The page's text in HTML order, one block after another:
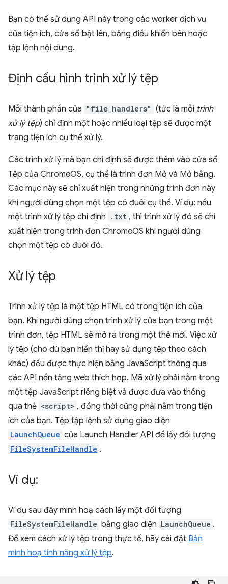
Bạn có thể sử dụng API này trong các worker dịch vụ
của tiện ích, cửa sổ bật lên, bảng điều khiển bên hoặc
tập lệnh nội dung.
Định cấu hình trình xử lý tệp
Mỗi thành phần của "file_handlers" (tức là mỗi trình
xử lý tệp) chỉ định một hoặc nhiều loại tệp sẽ được một
trang tiện ích cụ thể xử lý.
Các trình xử lý mà bạn chỉ định sẽ được thêm vào cửa sổ
Tệp của ChromeOS, cụ thể là trình đơn Mở và Mở bằng.
Các mục này sẽ chỉ xuất hiện trong những trình đơn này
khi người dùng chọn một tệp có đuôi cụ thể. Ví dụ: nếu
một trình xử lý tệp chỉ định
.txt , thì trình xử lý đó sẽ chỉ
xuất hiện trong trình đơn ChromeOS khi người dùng
chọn một tệp có đuôi đó.
Xử lý tệp
Trình xử lý tệp là một tệp HTML có trong tiện ích của
bạn. Khi người dùng chọn trình xử lý của bạn trong một
trình đơn, tệp HTML sẽ mở ra trong một thẻ mới. Việc xử
lý tệp (cho dù bạn hiển thị hay sử dụng tệp theo cách
khác) đều được thực hiện bằng JavaScript thông qua
các API nền tảng web thích hợp. Mã xử lý phải nằm trong
một tệp JavaScript riêng biệt và được đưa vào thông
qua thẻ <script> , đồng thời cũng phải nằm trong tiện
ích của bạn. Tệp tập lệnh sử dụng giao diện
LaunchQueue của Launch Handler API để lấy đối tượng
FileSystemFileHandle .
Ví dụ:
Ví dụ sau đây minh hoạ cách lấy một đối tượng
FileSystemFileHandle bằng giao diện LaunchQueue .
Để xem cách xử lý tệp trong thực tế, hãy cài đặt Bản
minh hoạ tính năng xử lý tệp.